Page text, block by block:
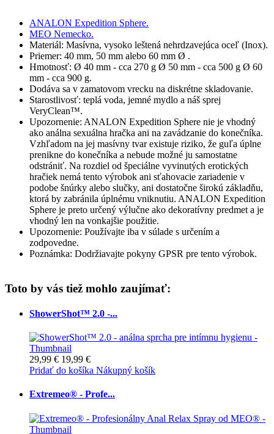
ANALON Expedition Sphere.
MEO Nemecko.
Materiál: Masívna, vysoko leštená nehrdzavejúca oceľ (Inox).
Priemer: 40 mm, 50 mm alebo 60 mm Ø .
Hmotnosť: Ø 40 mm - cca 270 g Ø 50 mm - cca 500 g Ø 60
mm - cca 900 g.
Dodáva sa v zamatovom vrecku na diskrétne skladovanie.
Starostlivosť: teplá voda, jemné mydlo a náš sprej
VeryClean™.
Upozornenie: ANALON Expedition Sphere nie je vhodný
ako análna sexuálna hračka ani na zavádzanie do konečníka.
Vzhľadom na jej masívny tvar existuje riziko, že guľa úplne
prenikne do konečníka a nebude možné ju samostatne
odstrániť. Na rozdiel od špeciálne vyvinutých erotických
hračiek nemá tento výrobok ani sťahovacie zariadenie v
podobe šnúrky alebo slučky, ani dostatočne širokú základňu,
ktorá by zabránila úplnému vniknutiu. ANALON Expedition
Sphere je preto určený výlučne ako dekoratívny predmet a je
vhodný len na vonkajšie použitie.
Upozornenie: Používajte iba v súlade s určením a
zodpovedne.
Poznámka: Dodržiavajte pokyny GPSR pre tento výrobok.
Toto by vás tiež mohlo zaujímať:
ShowerShot™ 2.0 -...
29,99 € 19,99 €
Pridať do košíka Nákupný košík
Extremeo® - Profe...